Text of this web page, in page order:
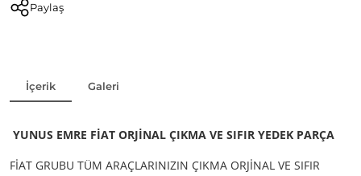
Paylaş
İçerik Galeri
YUNUS EMRE FİAT ORJİNAL ÇIKMA VE SIFIR YEDEK PARÇA
FİAT GRUBU TÜM ARAÇLARINIZIN ÇIKMA ORJİNAL VE SIFIR